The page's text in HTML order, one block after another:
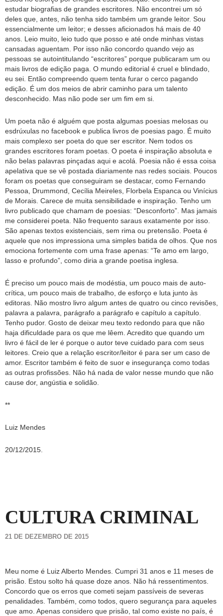
estudar biografias de grandes escritores. Não encontrei um só
deles que, antes, não tenha sido também um grande leitor. Sou
essencialmente um leitor; e desses aficionados há mais de 40
anos. Leio muito, leio tudo que posso e até onde minhas vistas
cansadas aguentam. Por isso não concordo quando vejo as
pessoas se autointitulando “escritores” porque publicaram um ou
mais livros de edição paga. O mundo editorial é cruel e blindado,
eu sei. Então compreendo quem tenta furar o cerco pagando
edição. É um dos meios de abrir caminho para um talento
desconhecido. Mas não pode ser um fim em si.
Um poeta não é alguém que posta algumas poesias melosas ou
esdrúxulas no facebook e publica livros de poesias pago. É muito
mais complexo ser poeta do que ser escritor. Nem todos os
grandes escritores foram poetas. O poeta é inspiração absoluta e
não belas palavras pinçadas aqui e acolá. Poesia não é essa coisa
apelativa que se vê postada diariamente nas redes sociais. Poucos
foram os poetas que conseguiram se destacar, como Fernando
Pessoa, Drummond, Cecília Meireles, Florbela Espanca ou Vinícius
de Morais. Carece de muita sensibilidade e inspiração. Tenho um
livro publicado que chamam de poesias: “Desconforto”. Mas jamais
me considerei poeta. Não frequento saraus exatamente por isso.
São apenas textos existenciais, sem rima ou pretensão. Poeta é
aquele que nos impressiona uma simples batida de olhos. Que nos
emociona fortemente com uma frase apenas: “Te amo em largo,
lasso e profundo”, como diria a grande poetisa inglesa.
É preciso um pouco mais de modéstia, um pouco mais de auto-
crítica, um pouco mais de trabalho, de esforço e luta junto às
editoras. Não mostro livro algum antes de quatro ou cinco revisões,
palavra a palavra, parágrafo a parágrafo e capítulo a capítulo.
Tenho pudor. Gosto de deixar meu texto redondo para que não
haja dificuldade para os que me lêem. Acredito que quando um
livro é fácil de ler é porque o autor teve cuidado para com seus
leitores. Creio que a relação escritor/leitor é para ser um caso de
amor. Escritor também é feito de suor e insegurança como todas
as outras profissões. Não há nada de valor nesse mundo que não
cause dor, angústia e solidão.
**
Luiz Mendes
20/12/2015.
CULTURA CRIMINAL
21 DE DEZEMBRO DE 2015
Meu nome é Luiz Alberto Mendes. Cumpri 31 anos e 11 meses de
prisão. Estou solto há quase doze anos. Não há ressentimentos.
Concordo que os erros que cometi sejam passíveis de severas
penalidades. Também, como todos, quero segurança para aqueles
que amo. Apenas considero que prisão, tal como existe no país, é